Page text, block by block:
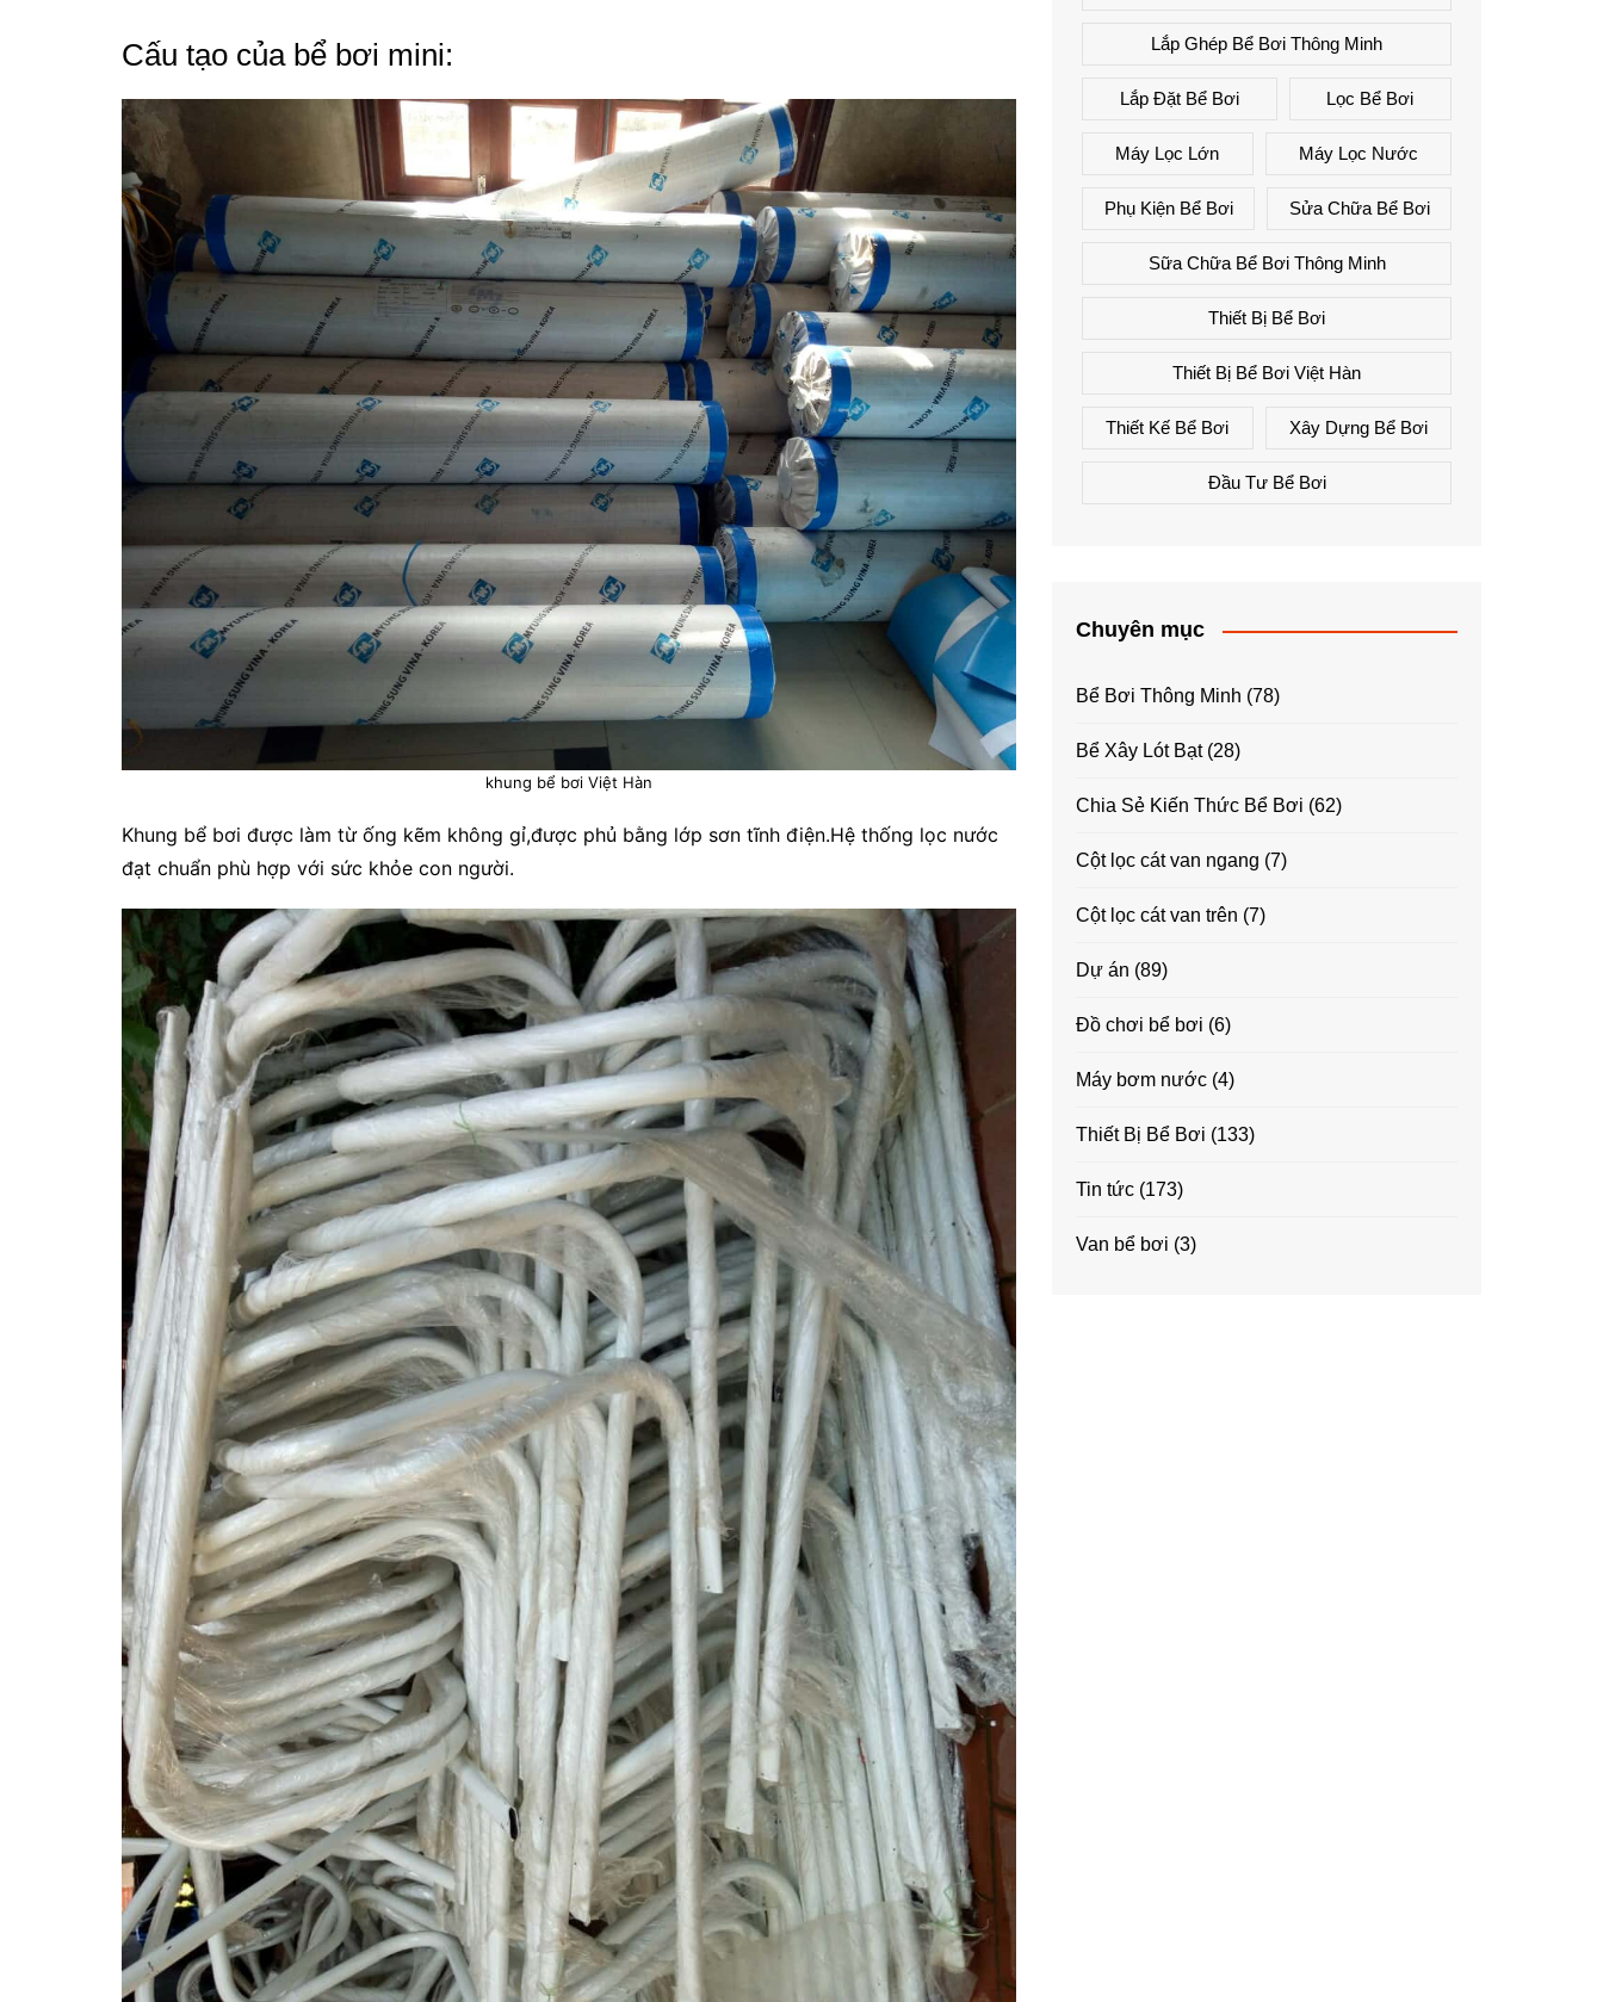
Cấu tạo của bể bơi mini:
khung bể bơi Việt Hàn
Khung bể bơi được làm từ ống kẽm không gỉ,được phủ bằng lớp sơn tĩnh điện.Hệ thống lọc nước
đạt chuẩn phù hợp với sức khỏe con người.
Lắp Ghép Bể Bơi Thông Minh
Lắp Đặt Bể Bơi Lọc Bể Bơi
Máy Lọc Lớn Máy Lọc Nước
Phụ Kiện Bể Bơi Sửa Chữa Bể Bơi
Sữa Chữa Bể Bơi Thông Minh
Thiết Bị Bể Bơi
Thiết Bị Bể Bơi Việt Hàn
Thiết Kế Bể Bơi Xây Dựng Bể Bơi
Đầu Tư Bể Bơi
Chuyên mục
Bể Bơi Thông Minh (78)
Bể Xây Lót Bạt(28)
Chia Sẻ Kiến Thức Bể Bơi (62)
Cột lọc cát van ngang (7)
Cột lọc cát van trên (7)
Dự án (89)
Đồ chơi bể bơi (6)
Máy bơm nước (4)
Thiết Bị Bể Bơi (133)
Tin tức (173)
Van bể bơi (3)